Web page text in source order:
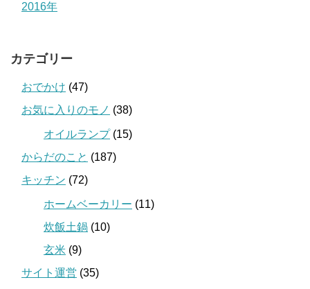
2016年
カテゴリー
おでかけ (47)
お気に入りのモノ (38)
オイルランプ(15)
からだのこと (187)
キッチン (72)
ホームベーカリー (11)
炊飯土鍋 (10)
玄米 (9)
サイト運営 (35)